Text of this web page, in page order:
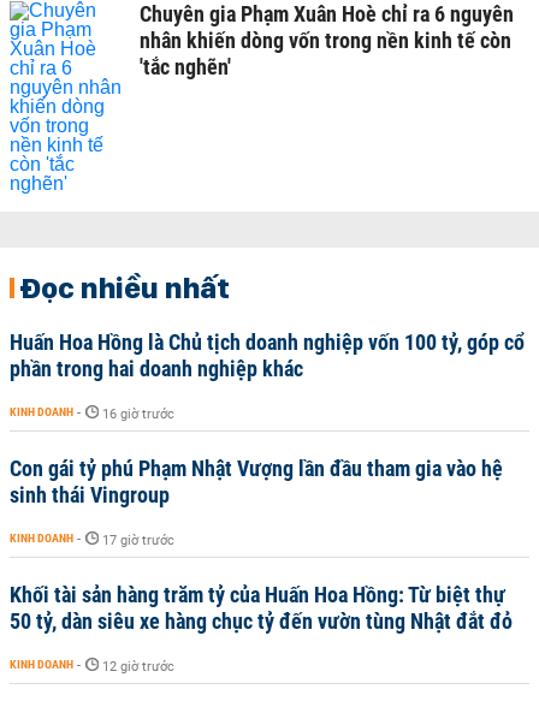
Chuyên gia Phạm Xuân Hoè chỉ ra 6 nguyên
nhân khiến dòng vốn trong nền kinh tế còn
'tắc nghẽn'
Đọc nhiều nhất
Huấn Hoa Hồng là Chủ tịch doanh nghiệp vốn 100 tỷ, góp cổ
phần trong hai doanh nghiệp khác
KINH DOANH - 16 giờ trước
Con gái tỷ phú Phạm Nhật Vượng lần đầu tham gia vào hệ
sinh thái Vingroup
KINH DOANH - 17 giờ trước
Khối tài sản hàng trăm tỷ của Huấn Hoa Hồng: Từ biệt thự
50 tỷ, dàn siêu xe hàng chục tỷ đến vườn tùng Nhật đắt đỏ
KINH DOANH - 12 giờ trước